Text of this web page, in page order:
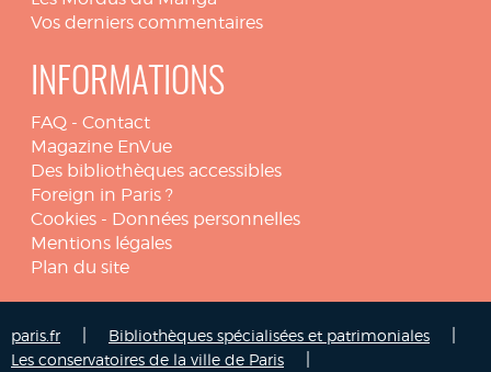
Vos derniers commentaires
INFORMATIONS
FAQ - Contact
Magazine EnVue
Des bibliothèques accessibles
Foreign in Paris ?
Cookies - Données personnelles
Mentions légales
Plan du site
paris.fr Bibliothèques spécialisées et patrimoniales
Les conservatoires de la ville de Paris